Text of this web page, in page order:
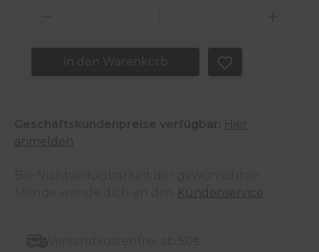
Produkt Anzahl: Gib den
In den Warenkorb
Geschäftskundenpreise verfügbar: Hier
anmelden
Bei Nichtverfügbarkeit der gewünschten
Menge wende dich an den
Kundenservice
Versandkostenfrei ab 50€